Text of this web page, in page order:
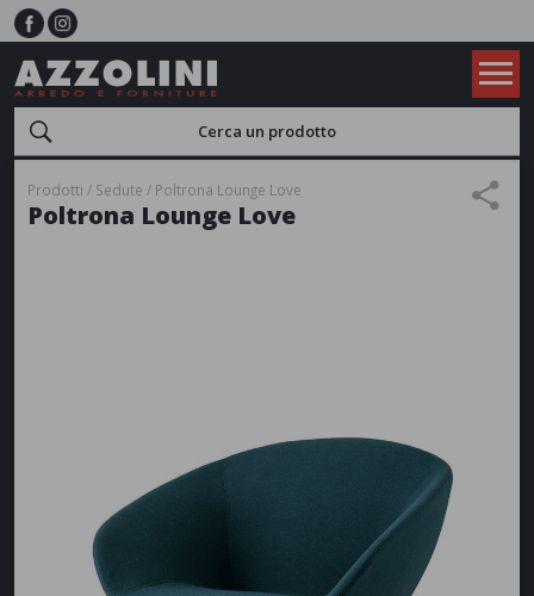
Prodotti Sedute Poltrona Lounge Love
Poltrona Lounge Love